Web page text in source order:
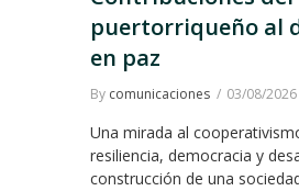
puertorriqueño al
en paz
By comunicaciones 03/08/2026
Una mirada al
resiliencia, democracia y
construcción de una